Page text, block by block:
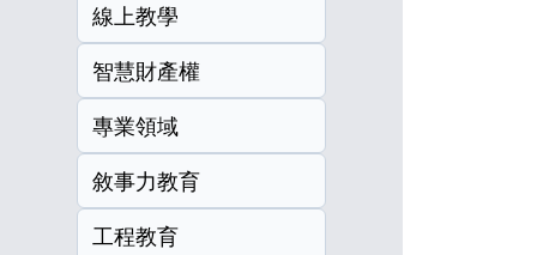
線上教學
智慧財產權
專業領域
敘事力教育
工程教育